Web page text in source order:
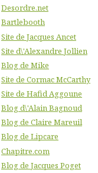
Desordre.net
Bartlebooth
Site de Jacques Ancet
Site d\'Alexandre Jollien
Blog de Mike
Site de Cormac McCarthy
Site de Hafid Aggoune
Blog d\'Alain Bagnoud
Blog de Claire Mareuil
Blog de Lipcare
Chapitre.com
Blog de Jacques Poget